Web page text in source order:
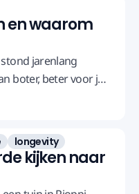
en waarom
jarenlang
boter, beter voor je
longevity
kijken naar